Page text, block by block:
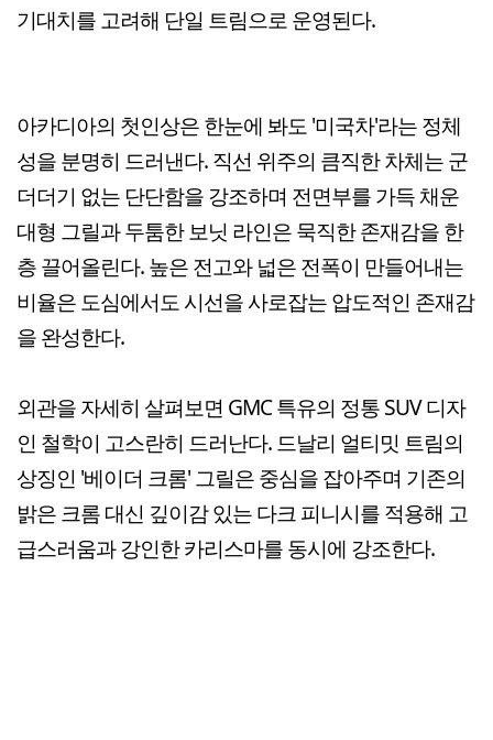
기대치를 고려해 단일 트림으로 운영된다.
아카디아의 첫인상은 한눈에 봐도 '미국차'라는 정체
성을 분명히 드러낸다. 직선 위주의 큼직한 차체는 군
더더기 없는 단단함을 강조하며 전면부를 가득 채운
대형 그릴과 두툼한 보닛 라인은 묵직한 존재감을 한
층 끌어올린다. 높은 전고와 넓은 전폭이 만들어내는
비율은 도심에서도 시선을 사로잡는 압도적인 존재감
을 완성한다.
외관을 자세히 살펴보면 GMC 특유의 정통 SUV 디자
인 철학이 고스란히 드러난다. 드날리 얼티밋 트림의
상징인 '베이더 크롬' 그릴은 중심을 잡아주며 기존의
밝은 크롬 대신 깊이감 있는 다크 피니시를 적용해 고
급스러움과 강인한 카리스마를 동시에 강조한다.